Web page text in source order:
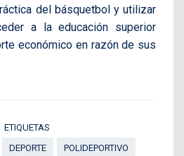
del básquetbol y utilizar
a la educación superior
económico en razón de sus
ETIQUETAS
DEPORTE POLIDEPORTIVO